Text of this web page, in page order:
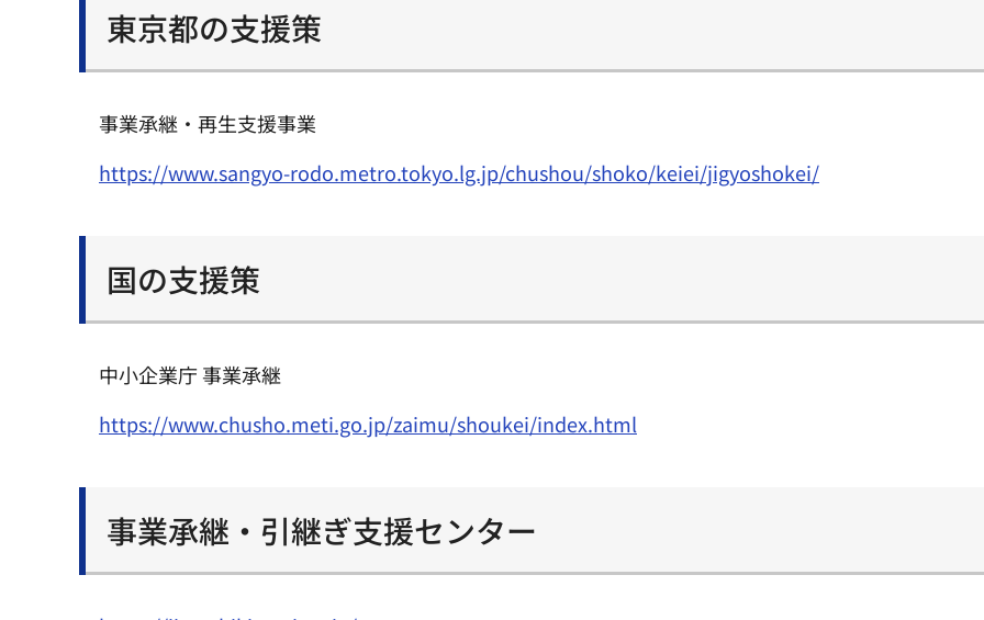
東京都の支援策
事業承継・再生支援事業
https://www.sangyo-rodo.metro.tokyo.lg.jp/chushou/shoko/keiei/jigyoshokei/
国の支援策
中小企業庁 事業承継
https://www.chusho.meti.go.jp/zaimu/shoukei/index.html
事業承継・引継ぎ支援センター